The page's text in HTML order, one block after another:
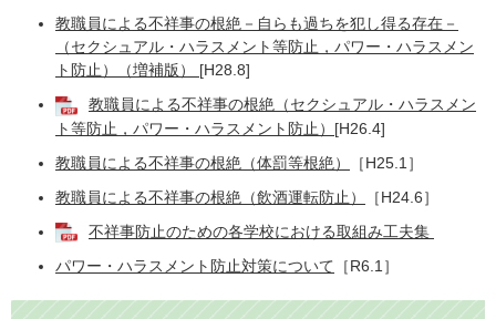
教職員による不祥事の根絶－自らも過ちを犯し得る存在－
（セクシュアル・ハラスメント等防止，パワー・ハラスメン
ト防止）（増補版） [H28.8]
教職員による不祥事の根絶（セクシュアル・ハラスメン
ト等防止，パワー・ハラスメント防止） [H26.4]
教職員による不祥事の根絶（体罰等根絶）
［H25.1］
教職員による不祥事の根絶（飲酒運転防止）
［H24.6］
不祥事防止のための各学校における取組み工夫集
パワー・ハラスメント防止対策について ［R6.1］